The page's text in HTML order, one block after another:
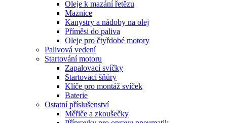
Oleje k mazání řetězu
Maznice
Kanystry a nádoby na olej
Příměsi do paliva
Oleje pro čtyřdobé motory
Palivová vedení
Startování motoru
Zapalovací svíčky
Startovací šňůry
Klíče pro montáž svíček
Baterie
Ostatní příslušenství
Měřiče a zkoušečky